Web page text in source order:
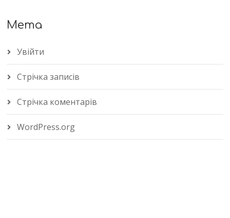
Мета
Увійти
Стрічка записів
Стрічка коментарів
WordPress.org